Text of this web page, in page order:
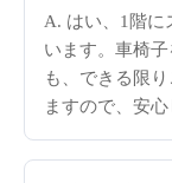
A. はい、1階に
います。車椅
も、できる限
ますので、安